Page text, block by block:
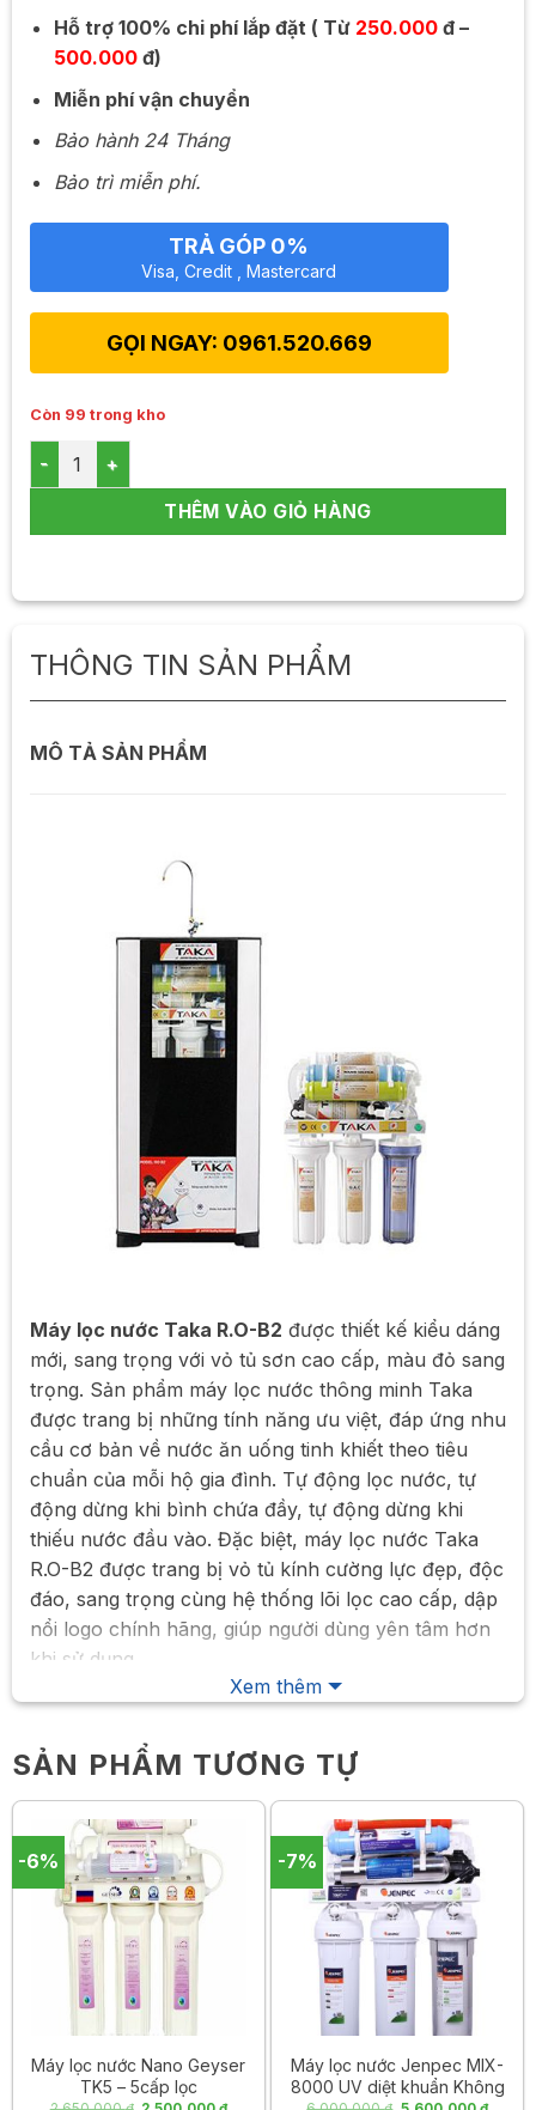
Hỗ trợ 100% chi phí lắp đặt ( Từ 250.000 đ –
500.000 đ)
Miễn phí vận chuyển
Bảo hành 24 Tháng
Bảo trì miễn phí.
TRẢ GÓP 0%
Visa, Credit , Mastercard
GỌI NGAY: 0961.520.669
Còn 99 trong kho
MÁY LỌC NƯỚC TAKA R.O-B2 số lượng
THÊM VÀO GIỎ HÀNG
THÔNG TIN SẢN PHẨM
MÔ TẢ SẢN PHẨM
Máy lọc nước Taka R.O-B2 được thiết kế kiểu dáng
mới, sang trọng với vỏ tủ sơn cao cấp, màu đỏ sang
trọng. Sản phẩm máy lọc nước thông minh Taka
được trang bị những tính năng ưu việt, đáp ứng nhu
cầu cơ bản về nước ăn uống tinh khiết theo tiêu
chuẩn của mỗi hộ gia đình. Tự động lọc nước, tự
động dừng khi bình chứa đầy, tự động dừng khi
thiếu nước đầu vào. Đặc biệt, máy lọc nước Taka
R.O-B2 được trang bị vỏ tủ kính cường lực đẹp, độc
đáo, sang trọng cùng hệ thống lõi lọc cao cấp, dập
nổi logo chính hãng, giúp người dùng yên tâm hơn
khi sử dụng.
Xem thêm
SẢN PHẨM TƯƠNG TỰ
-7%
Máy lọc nước Jenpec MIX-
8000 UV diệt khuẩn Không
-6%
Máy lọc nước Nano Geyser
TK5 – 5cấp lọc